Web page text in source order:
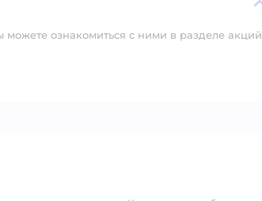
ознакомиться с ними в разделе акций